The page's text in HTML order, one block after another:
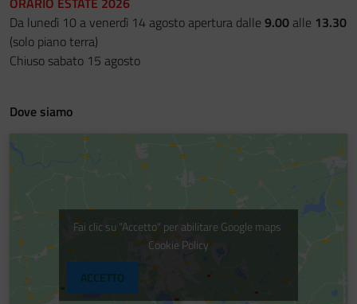
Da lunedì 10 a venerdì 14 agosto apertura dalle 9.00 alle 13.30
(solo piano terra)
Chiuso sabato 15 agosto
Dove siamo
Fai clic su "Accetto" per abilitare Google maps
Cookie Policy
ACCETTO